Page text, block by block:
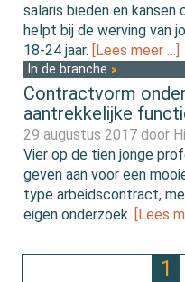
salaris bieden en kansen
helpt bij de werving van
18-24 jaar. [Lees meer …]
In de branche
Contractvorm
aantrekkelijke
29 augustus 2017 door
Vier op de tien jonge
geven aan voor een
type arbeidscontract,
eigen onderzoek. [Lees
1